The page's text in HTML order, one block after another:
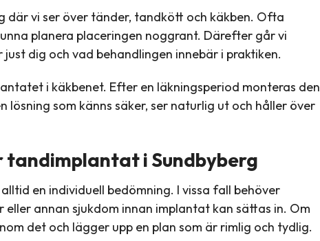
där vi ser över tänder, tandkött och käkben. Ofta
planera placeringen noggrant. Därefter går vi
dig och vad behandlingen innebär i praktiken.
i käkbenet. Efter en läkningsperiod monteras den
som känns säker, ser naturlig ut och håller över
tandimplantat i Sundbyberg
en individuell bedömning. I vissa fall behöver
annan sjukdom innan implantat kan sättas in. Om
det och lägger upp en plan som är rimlig och tydlig.